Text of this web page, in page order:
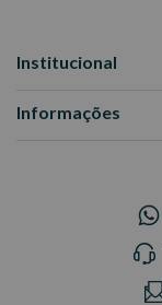
Institucional
Informações